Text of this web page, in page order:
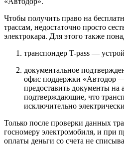
Чтобы получить право на
трассам, недостаточно просто
электрокара. Для этого также
транспондер T-pass —
документальное
офис поддержки «Автодор
предоставить документы на
подтверждающие, что
исключительно
Только после проверки данных
госномеру электромобиля, и при
оплаты деньги со счета не